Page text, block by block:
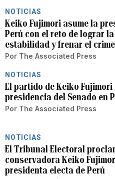
NOTICIAS
Keiko Fujimori asume la
Perú con el reto de lograr la
estabilidad y frenar el
Por The Associated Press
NOTICIAS
El partido de Keiko Fujimori
presidencia del Senado en
Por The Associated Press
NOTICIAS
El Tribunal Electoral
conservadora Keiko
presidenta electa de Perú